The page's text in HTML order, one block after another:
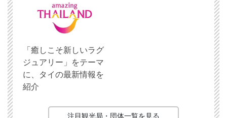
「癒しこそ新しいラグ
ジュアリー」をテーマ
に、タイの最新情報を
紹介
注目観光局・団体一覧を見る